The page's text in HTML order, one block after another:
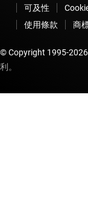
可及性
使用條款
商
© Copyright 1995-2026
利。